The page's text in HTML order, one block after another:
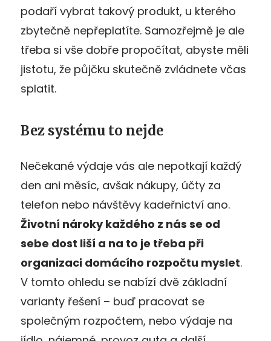
podaří vybrat takový produkt, u kterého
zbytečně nepřeplatíte. Samozřejmě je ale
třeba si vše dobře propočítat, abyste měli
jistotu, že půjčku skutečně zvládnete včas
splatit.
Bez systému to nejde
Nečekané výdaje vás ale nepotkají každý
den ani měsíc, avšak nákupy, účty za
telefon nebo návštěvy kadeřnictví ano.
Životní nároky každého z nás se od
sebe dost liší a na to je třeba při
organizaci domácího rozpočtu myslet.
V tomto ohledu se nabízí dvě základní
varianty řešení – buď pracovat se
společným rozpočtem, nebo výdaje na